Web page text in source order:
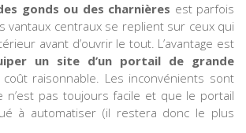
gonds ou des charnières est parfois
vantaux centraux se replient sur ceux qui
avant d’ouvrir le tout. L’avantage est
un site d’un portail de grande
raisonnable. Les inconvénients sont
pas toujours facile et que le portail
à automatiser (il restera donc le plus